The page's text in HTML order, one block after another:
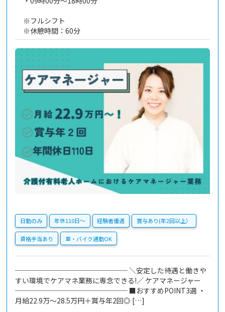
※フルシフト
※休憩時間：60分
日勤のみ 年休110日〜 経験者優遇 賞与あり(年2回以上）
資格手当あり 車・バイク通勤OK
──────────────── ＼安定した待遇と働きや
すい環境でケアマネ業務に専念できる!／ ケアマネージャー
──────────────── ■おすすめPOINT3選 ・
月給22.9万～28.5万円＋賞与年2回◎ […]